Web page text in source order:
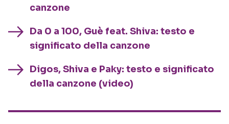
canzone
Da 0 a 100, Guè feat. Shiva: testo e
significato della canzone
Digos, Shiva e Paky: testo e significato
della canzone (video)